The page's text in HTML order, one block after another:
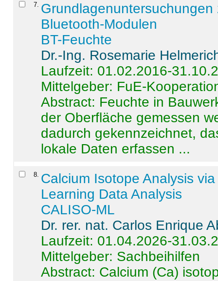
7
Bluetooth-Modulen
BT-Feuchte
Dr.-Ing. Rosemarie
Laufzeit: 01.02.2016-
Mittelgeber: FuE-
Abstract: Feuchte in
der Oberfläche gemessen
dadurch gekennzeichnet,
lokale Daten erfassen ...
8 Calcium Isotope Analysis
Learning Data Analysis
CALISO-ML
Dr. rer. nat. Carlos Enrique
Laufzeit: 01.04.2026-
Mittelgeber: Sachbeihilfen
Abstract: Calcium (Ca)